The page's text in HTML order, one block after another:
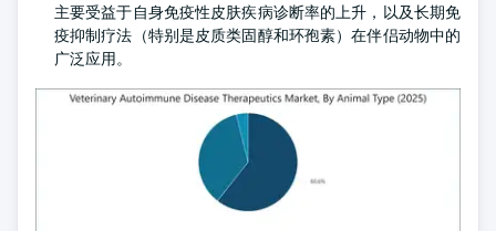
主要受益于自身免疫性皮肤疾病诊断率的上升，以及长期免
疫抑制疗法（特别是皮质类固醇和环孢素）在伴侣动物中的
广泛应用。